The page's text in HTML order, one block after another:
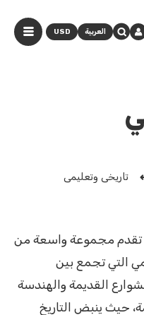
العربية USD
تاريخي وتعليمي
تقدم مجموعة واسعة من
التي تجمع بين
القديمة والهندسة
حيث ينبض التاريخ